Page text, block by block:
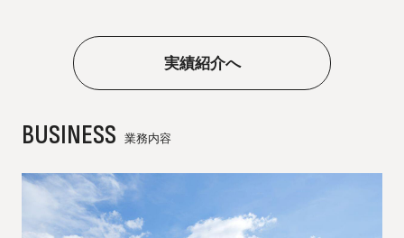
実績紹介へ
BUSINESS 業務内容